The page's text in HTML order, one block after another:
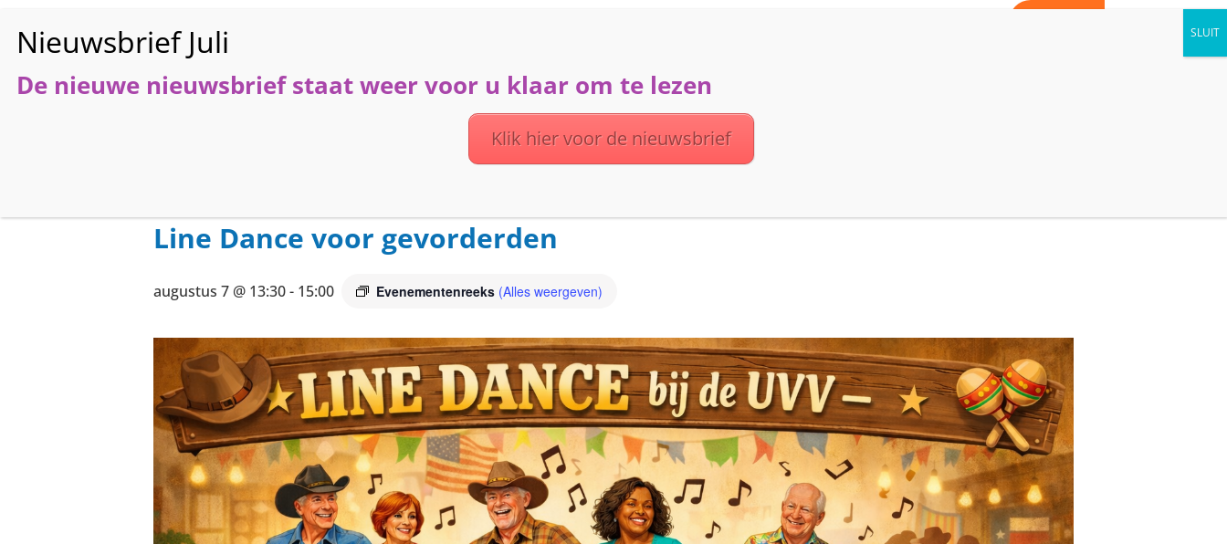
HOME ACTIVITEITEN DIENSTEN OVER UVV
Line Dance voor gevorderden
augustus 7 @ 13:30- 15:00 Evenementenreeks (Alles weergeven)
De nieuwe nieuwsbrief staat weer voor u klaar om te lezen
Klik hier voor de nieuwsbrief